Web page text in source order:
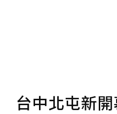
台中北屯新